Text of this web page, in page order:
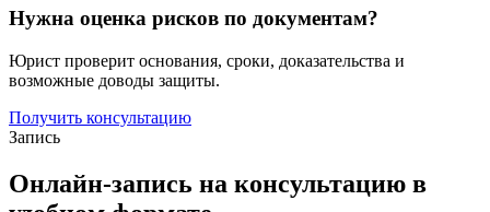
Нужна оценка рисков по документам?
Юрист проверит основания, сроки, доказательства и
возможные доводы защиты.
Получить консультацию
Запись
Онлайн-запись на консультацию в